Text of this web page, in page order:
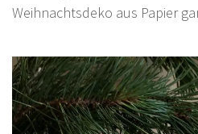
Weihnachtsdeko aus Papier